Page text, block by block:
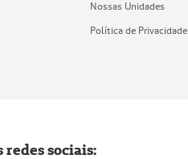
Nossas Unidades
Política de Privacidade
redes sociais: